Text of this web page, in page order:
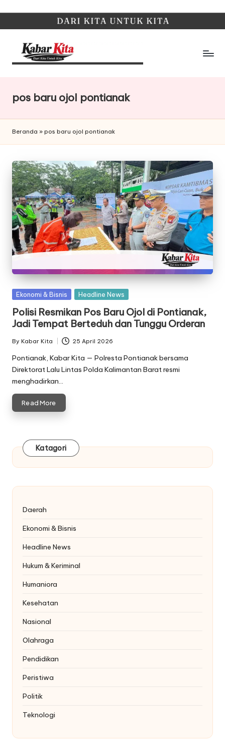
content
a
b
a
r
K
it
a
Untuk
pos baru ojol pontianak
Beranda » pos baru ojol pontianak
Posted
Ekonomi & Bisnis Headline News
Polisi Resmikan Pos Baru Ojol di Pontianak,
Jadi Tempat Berteduh dan Tunggu Orderan
Posted
by
By Kabar Kita 25 April 2026
Pontianak, Kabar Kita — Polresta Pontianak bersama
Direktorat Lalu Lintas Polda Kalimantan Barat resmi
menghadirkan…
Read More
Katagori
Daerah
Ekonomi & Bisnis
Headline News
Hukum & Keriminal
Humaniora
Kesehatan
Nasional
Olahraga
Pendidikan
Peristiwa
Politik
Teknologi